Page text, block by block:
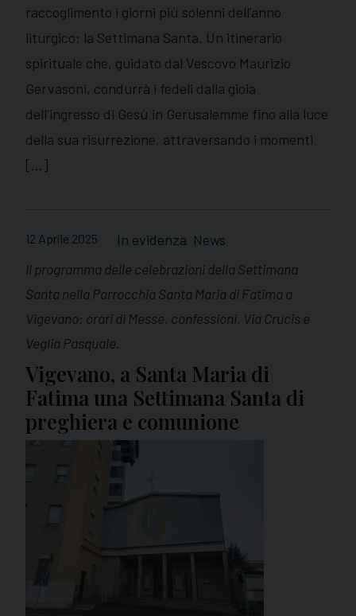
raccoglimento i giorni più solenni dell’anno
liturgico: la Settimana Santa. Un itinerario
spirituale che, guidato dal Vescovo Maurizio
Gervasoni, condurrà i fedeli dalla gioia
dell’ingresso di Gesù in Gerusalemme fino alla luce
della sua risurrezione, attraversando i momenti
[…]
12 Aprile 2025 In evidenza News
Il programma delle celebrazioni della Settimana
Santa nella Parrocchia Santa Maria di Fatima a
Vigevano: orari di Messe, confessioni, Via Crucis e
Veglia Pasquale.
Vigevano, a Santa Maria di
Fatima una Settimana Santa di
preghiera e comunione